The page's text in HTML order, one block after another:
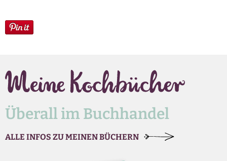
Überall im Buchhandel
ALLE INFOS ZU MEINEN BÜCHERN